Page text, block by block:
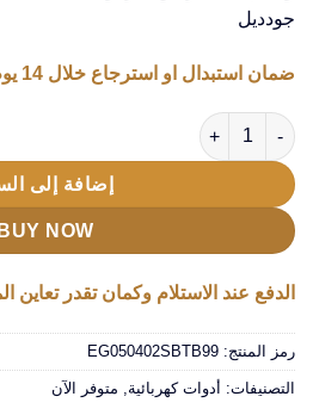
جودديل
ضمان استبدال او استرجاع خلال 14 يوم من استلام المنتج
كمية شنيور لاسلكى ببطاريتين 24 فولت بشنطة عده
إضافة إلى
BUY NOW
الدفع عند الاستلام وكمان تقدر تعاين
رمز المنتج: EG050402SBTB99
التصنيفات: أدوات كهربائية, متوفر الآن